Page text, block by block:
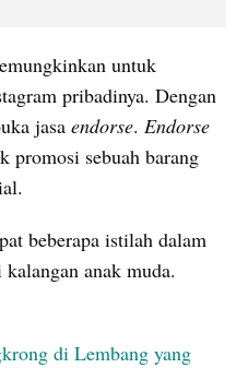
untuk
pribadinya. Dengan
jasa endorse.
promosi sebuah barang
beberapa istilah dalam
anak muda.
di Lembang yang